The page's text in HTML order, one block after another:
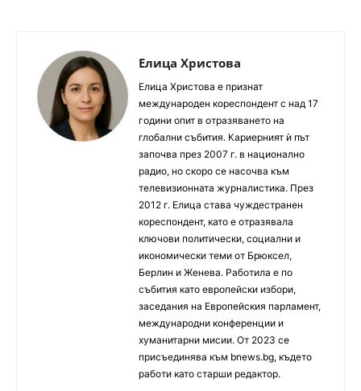
Елица Христова
Елица Христова е признат
международен кореспондент с над 17
години опит в отразяването на
глобални събития. Кариерният ѝ път
започва през 2007 г. в национално
радио, но скоро се насочва към
телевизионната журналистика. През
2012 г. Елица става чуждестранен
кореспондент, като е отразявала
ключови политически, социални и
икономически теми от Брюксел,
Берлин и Женева. Работила е по
събития като европейски избори,
заседания на Европейския парламент,
международни конференции и
хуманитарни мисии. От 2023 се
присъединява към bnews.bg, където
работи като старши редактор.